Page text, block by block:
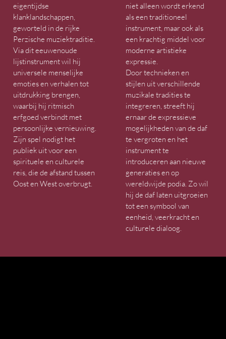
eigentijdse
klanklandschappen,
geworteld in de rijke
Perzische muziektraditie.
Via dit eeuwenoude
lijstinstrument wil hij
universele menselijke
emoties en verhalen tot
uitdrukking brengen,
waarbij hij ritmisch
erfgoed verbindt met
persoonlijke vernieuwing.
Zijn spel nodigt het
publiek uit voor een
spirituele en culturele
reis, die de afstand tussen
Oost en West overbrugt.
niet alleen wordt erkend
als een traditioneel
instrument, maar ook als
een krachtig middel voor
moderne artistieke
expressie.
Door technieken en
stijlen uit verschillende
muzikale tradities te
integreren, streeft hij
ernaar de expressieve
mogelijkheden van de daf
te vergroten en het
instrument te
introduceren aan nieuwe
generaties en op
wereldwijde podia. Zo wil
hij de daf laten uitgroeien
tot een symbool van
eenheid, veerkracht en
culturele dialoog.